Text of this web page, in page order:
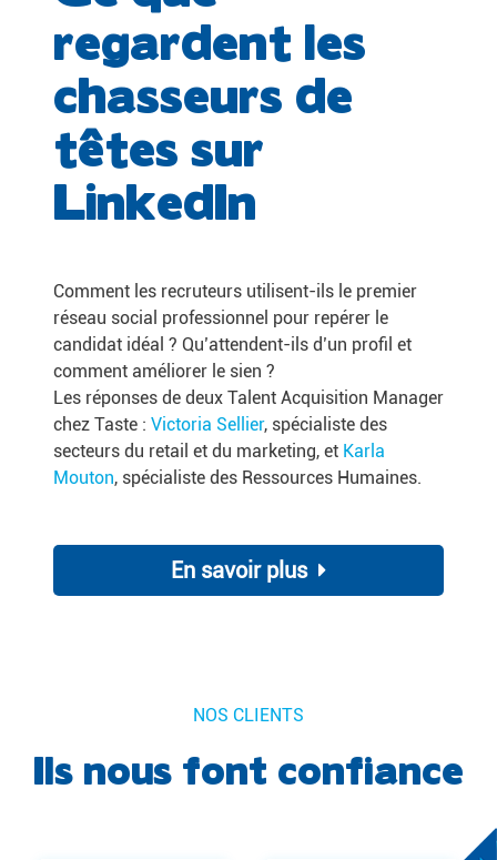
regardent les
chasseurs de
têtes sur
LinkedIn
Comment les recruteurs utilisent-ils le premier
réseau social professionnel pour repérer le
candidat idéal ? Qu’attendent-ils d’un profil et
comment améliorer le sien ?
Les réponses de deux Talent Acquisition Manager
chez Taste : Victoria Sellier, spécialiste des
secteurs du retail et du marketing, et Karla
Mouton, spécialiste des Ressources Humaines.
En savoir plus
NOS CLIENTS
Ils nous font confiance